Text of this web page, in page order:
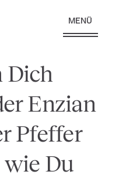
MENÜ
Dich
Enzian
Pfeffer
wie Du